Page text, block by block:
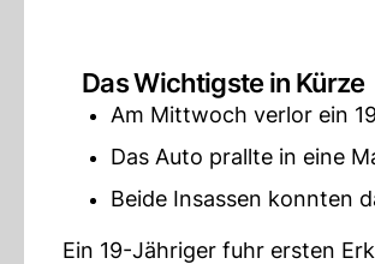
Das Wichtigste in Kürze
Am Mittwoch verlor ein
Das Auto prallte in eine
Beide Insassen konnten
Ein 19-Jähriger fuhr ersten